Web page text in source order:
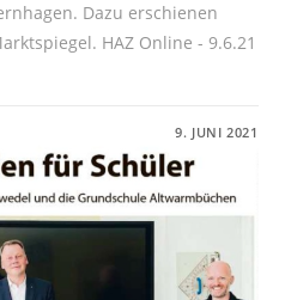
Dazu erschienen
HAZ Online - 9.6.21
9. JUNI 2021